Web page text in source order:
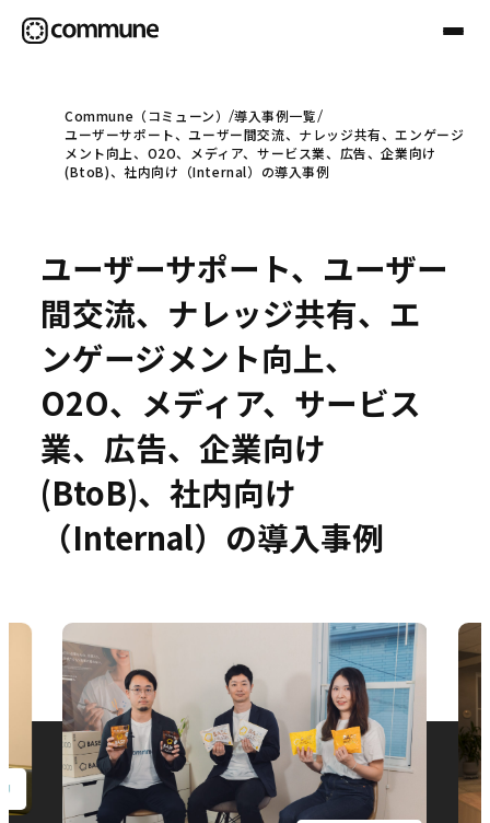
Communeについて
事例
お役立ち情報
Commune（コミューン）
導入事例一覧
ユーザーサポート、ユーザー間交流、ナレッジ共有、エンゲージ
メント向上、O2O、メディア、サービス業、広告、企業向け
(BtoB)、社内向け（Internal）の導入事例
ユーザーサポート、ユーザー
間交流、ナレッジ共有、エ
ンゲージメント向上、
O2O、メディア、サービス
業、広告、企業向け
(BtoB)、社内向け
（Internal）の導入事例